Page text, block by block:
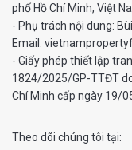
phố Hồ Chí Minh, Việt
- Phụ trách nội dung:
Email:
- Giấy phép thiết lập
1824/2025/GP-TTĐT
Chí Minh cấp ngày 19/
Theo dõi chúng tôi tại: